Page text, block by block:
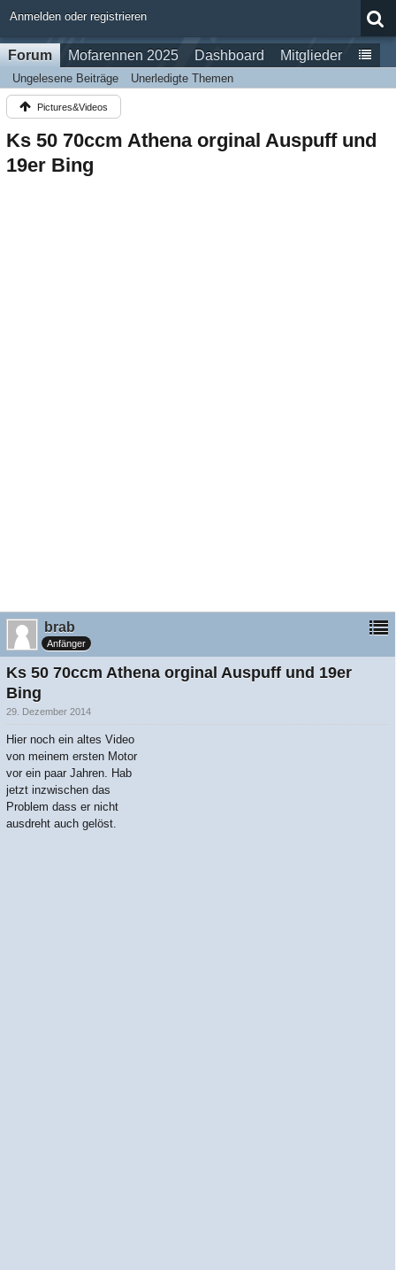
Anmelden oder registrieren
Forum Mofarennen 2025 Dashboard Mitglieder
Ungelesene Beiträge Unerledigte Themen
Pictures&Videos
Ks 50 70ccm Athena orginal Auspuff und
19er Bing
brab
Anfänger
Ks 50 70ccm Athena orginal Auspuff und 19er
Bing
29. Dezember 2014
Hier noch ein altes Video
von meinem ersten Motor
vor ein paar Jahren. Hab
jetzt inzwischen das
Problem dass er nicht
ausdreht auch gelöst.